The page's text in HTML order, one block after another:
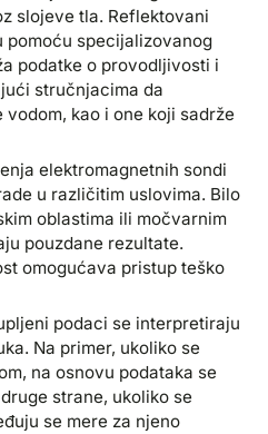
slojeve tla. Reflektovani
pomoću specijalizovanog
podatke o provodljivosti i
stručnjacima da
kao i one koji sadrže
elektromagnetnih sondi
u različitim uslovima. Bilo
oblastima ili močvarnim
pouzdane rezultate.
omogućava pristup teško
podaci se interpretiraju
Na primer, ukoliko se
na osnovu podataka se
strane, ukoliko se
se mere za njeno